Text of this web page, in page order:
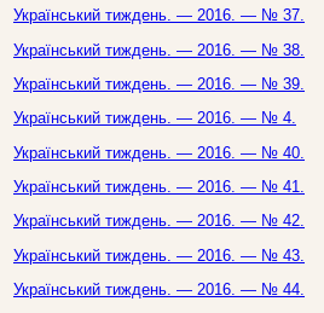
Український тиждень. — 2016. — № 37.
Український тиждень. — 2016. — № 38.
Український тиждень. — 2016. — № 39.
Український тиждень. — 2016. — № 4.
Український тиждень. — 2016. — № 40.
Український тиждень. — 2016. — № 41.
Український тиждень. — 2016. — № 42.
Український тиждень. — 2016. — № 43.
Український тиждень. — 2016. — № 44.